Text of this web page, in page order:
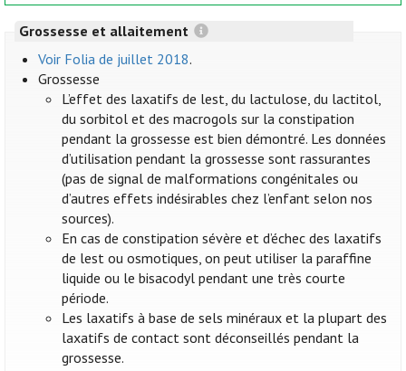
Grossesse et allaitement
Voir Folia de juillet 2018.
Grossesse
L’effet des laxatifs de lest, du lactulose, du lactitol,
du sorbitol et des macrogols sur la constipation
pendant la grossesse est bien démontré. Les données
d’utilisation pendant la grossesse sont rassurantes
(pas de signal de malformations congénitales ou
d’autres effets indésirables chez l’enfant selon nos
sources).
En cas de constipation sévère et d’échec des laxatifs
de lest ou osmotiques, on peut utiliser la paraffine
liquide ou le bisacodyl pendant une très courte
période.
Les laxatifs à base de sels minéraux et la plupart des
laxatifs de contact sont déconseillés pendant la
grossesse.